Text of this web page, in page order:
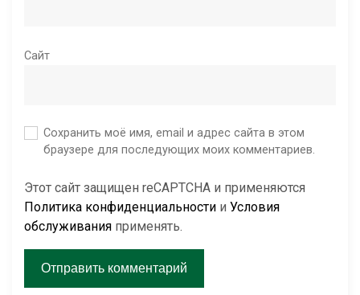
Сайт
Сохранить моё имя, email и адрес сайта в этом
браузере для последующих моих комментариев.
Этот сайт защищен reCAPTCHA и применяются
Политика конфиденциальности и Условия
обслуживания применять.